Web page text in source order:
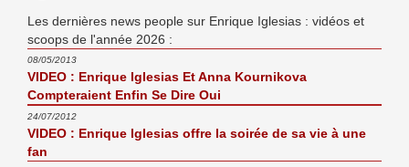
Les dernières news people sur Enrique Iglesias : vidéos et
scoops de l'année 2026 :
08/05/2013
VIDEO : Enrique Iglesias Et Anna Kournikova
Compteraient Enfin Se Dire Oui
24/07/2012
VIDEO : Enrique Iglesias offre la soirée de sa vie à une
fan